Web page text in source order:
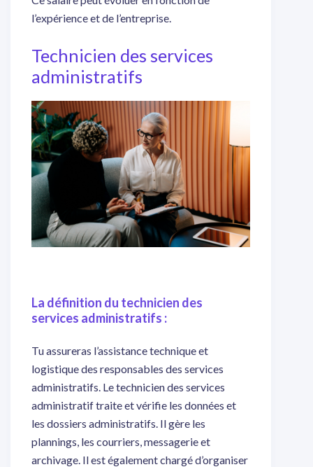
l’expérience et de l’entreprise.
Technicien des services
administratifs
La définition du technicien des
services administratifs :
Tu assureras l’assistance technique et
logistique des responsables des services
administratifs. Le technicien des services
administratif traite et vérifie les données et
les dossiers administratifs. Il gère les
plannings, les courriers, messagerie et
archivage. Il est également chargé d’organiser